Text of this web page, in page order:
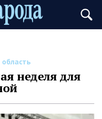
неделя для